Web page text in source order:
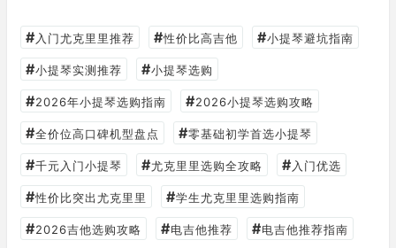
# 入门尤克里里推荐 #性价比高吉他 #小提琴避坑指南
#小提琴实测推荐 #小提琴选购
#2026年小提琴选购指南 #2026小提琴选购攻略
#全价位高口碑机型盘点 #零基础初学首选小提琴
#千元入门小提琴 #尤克里里选购全攻略 # 入门优选
#性价比突出尤克里里 #学生尤克里里选购指南
#2026吉他选购攻略 #电吉他推荐 #电吉他推荐指南